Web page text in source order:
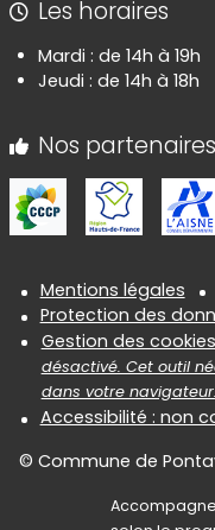
Les horaires
Mardi : de 14h à 19h
Jeudi : de 14h à 18h
Nos partenaires
Informations
Mentions légales
Protection des
Gestion des
désactivé. Cet outil
dans votre
Accessibilité : non
© Commune de